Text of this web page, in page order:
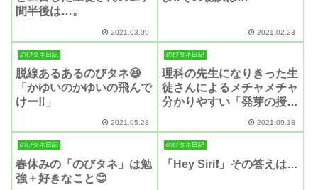
間半後は…。
2021.03.09 2021.02.23
のびタネ日記
脱線あるあるのびタネ😆
「かゆいのかゆいの飛んで
けー‼️」
2021.05.28
のびタネ日記
理科の先生になりきった生
徒さんによるメチャメチャ
分かりやすい「発芽の授
2021.09.18
のびタネ日記
春休みの「のびタネ」は勉
強＋好きなこと😊
のびタネ日記
「Hey Siri❗️」その答えは…